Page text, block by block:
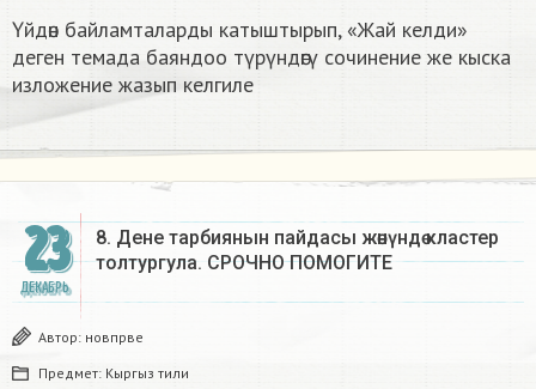
Үйдөн байламталарды катыштырып, «Жай келди»
деген темада баяндоо түрүндөгү сочинение же кыска
изложение жазып келгиле
23
ДЕКАБРЬ
8. Дене тарбиянын пайдасы жөнүндө кластер
толтургула. СРОЧНО ПОМОГИТЕ
Автор: новпрве
Предмет: Кыргыз тили